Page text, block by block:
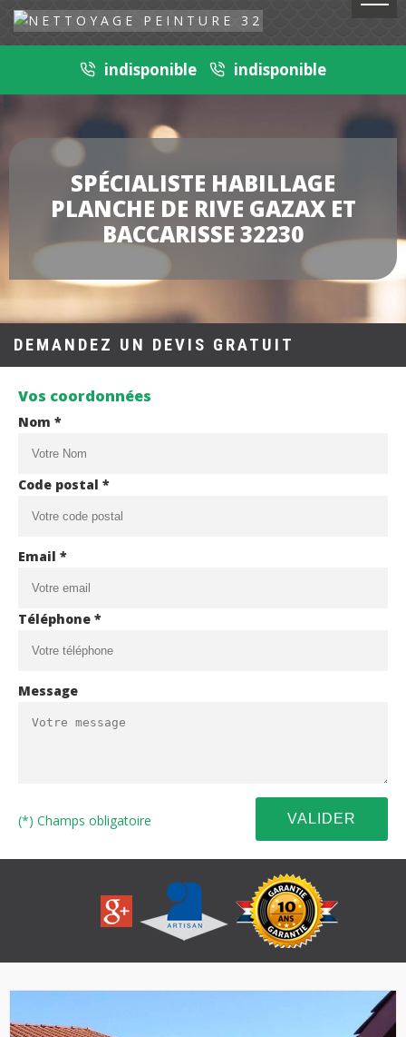
indisponible indisponible
SPÉCIALISTE HABILLAGE
PLANCHE DE RIVE GAZAX ET
BACCARISSE 32230
DEMANDEZ UN DEVIS GRATUIT
Vos coordonnées
Nom *
Code postal *
Email *
Téléphone *
Message
(*) Champs obligatoire